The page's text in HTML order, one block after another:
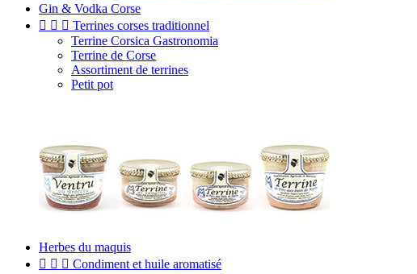
Gin & Vodka Corse
   Terrines corses traditionnel
Terrine Corsica Gastronomia
Terrine de Corse
Assortiment de terrines
Petit pot
Herbes du maquis
   Condiment et huile aromatisé